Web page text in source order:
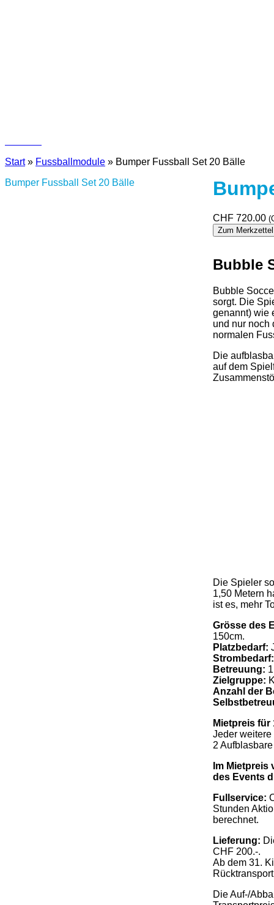
Start» Fussballmodule » Bumper Fussball Set 20 Bälle
Bumper Fussball Set 20 Bälle
CHF 720.00 (
Zum
Bubble
Bubble
sorgt. Die
genannt) wie
und nur noch
normalen
Die
auf dem
Die Spieler
1,50 Metern
ist es, mehr
Grösse des
150cm.
Platzbedarf:
Strombedarf:
Betreuung:
Zielgruppe:
Anzahl der
Mietpreis für
Jeder
2
Im
des Events
Fullservice:
Stunden
berechnet.
Lieferung:
CHF 200.-.
Ab dem 31.
Die Auf-/